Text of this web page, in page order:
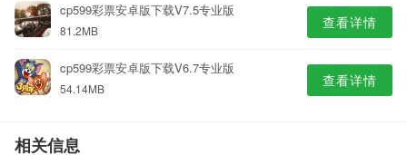
cp599彩票安卓版下载V7.5专业版
81.2MB 查看详情
cp599彩票安卓版下载V6.7专业版
54.14MB 查看详情
相关信息